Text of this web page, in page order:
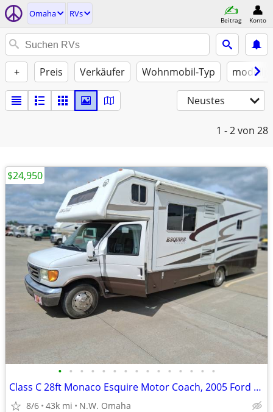
Omaha RVs
Beitrag Konto
+ Preis Verkäufer Wohnmobil-Typ
Neustes
1 - 2von 28
• • • • • • • • • • • • • • •
Class C 28ft Monaco Esquire Motor Coach, 2005 Ford E450
8/6 43k mi N.W. Omaha
$24,950